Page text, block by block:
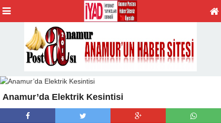
Anamur’da Elektrik Kesintisi